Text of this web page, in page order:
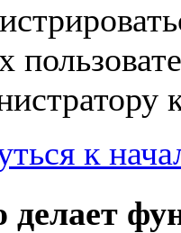
к
делает